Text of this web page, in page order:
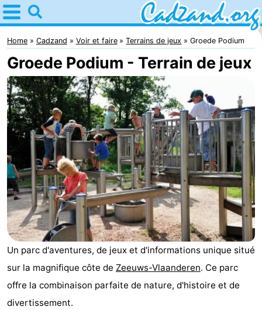
Home
Cadzand
Astuces
Avec
les
enfants
Passer
la
nuit
Appartements
Campings
Chaumières
-
Bad
-
Resort
De
-
Home Cadzand Voir et faire Terrains de jeux Groede Podium
Groede Podium - Terrain de jeux
Un parc d'aventures, de jeux et d'informations unique situé
sur la magnifique côte de Zeeuws-Vlaanderen. Ce parc
offre la combinaison parfaite de nature, d'histoire et de
divertissement.